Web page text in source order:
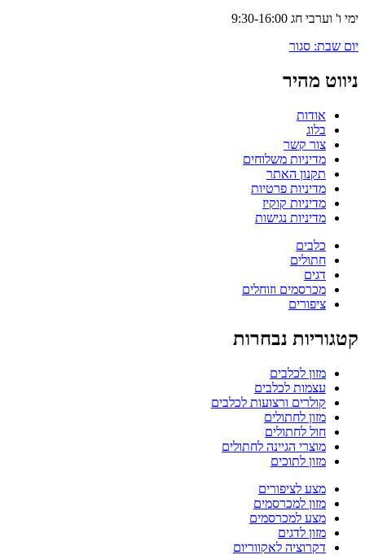
ימי ו' וערבי חג 9:30-16:00
יום שבת: סגור
ניווט מהיר
אודות
בלוג
צור קשר
מדיניות משלוחים
תקנון האתר
מדיניות פרטיות
מדיניות קוקיז
מדיניות נגישות
כלבים
חתולים
דגים
מכרסמים וזוחלים
ציפורים
קטגוריות נבחרות
מזון לכלבים
עצמות לכלבים
קולרים ורצועות לכלבים
מזון לחתולים
חול לחתולים
מוצרי הגיינה לחתולים
מזון לתוכים
מצע לציפורים
מזון למכרסמים
מצע למכרסמים
מזון לדגים
דקרוציה לאקווריום